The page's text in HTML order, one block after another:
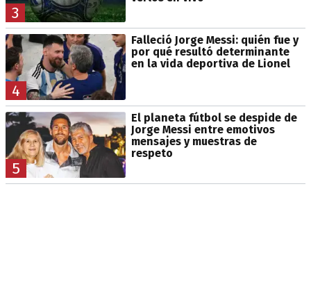
3
4
Falleció Jorge Messi: quién fue y
por qué resultó determinante
en la vida deportiva de Lionel
5
El planeta fútbol se despide de
Jorge Messi entre emotivos
mensajes y muestras de
respeto